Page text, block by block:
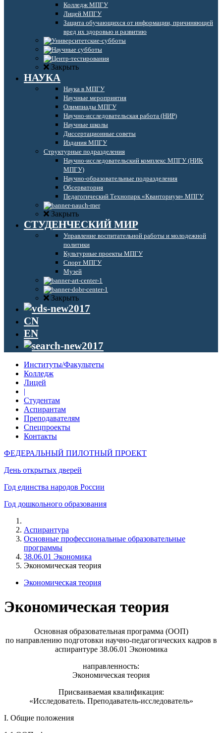
Колледж МПГУ
Лицей МПГУ
Защита обучающихся от информации, причиняющей
вред их здоровью и развитию
Закрыть
НАУКА
Наука в МПГУ
Научные мероприятия
Олимпиады МПГУ
Научно-исследовательская работа (НИР)
Научные школы
Диссертационные советы
Издания МПГУ
Структурные подразделения
Научно-исследовательский комплекс МПГУ (НИК
МПГУ)
Научно-образовательные подразделения
Обсерватория
Педагогический Технопарк «Кванториум» МПГУ
Закрыть
СТУДЕНЧЕСКИЙ МИР
Управление воспитательной работы и молодежной
политики
Культурные проекты МПГУ
Спорт МПГУ
Музей
Закрыть
CN
EN
Институты/Факультеты
Колледж
Лицей
|
Студентам
Аспирантам
Преподавателям
Спецпроекты
Контакты
ФЕДЕРАЛЬНЫЙ ПИЛОТНЫЙ ПРОЕКТ
День открытых дверей
Год единства народов России
Год дошкольного образования
Аспирантура
Основные профессиональные образовательные
программы
38.06.01 Экономика
Экономическая теория
Экономическая теория
Экономическая теория
Основная образовательная программа (ООП)
по направлению подготовки научно-педагогических кадров в
аспирантуре 38.06.01 Экономика
направленность:
Экономическая теория
Присваиваемая квалификация:
«Исследователь. Преподаватель-исследователь»
I. Общие положения